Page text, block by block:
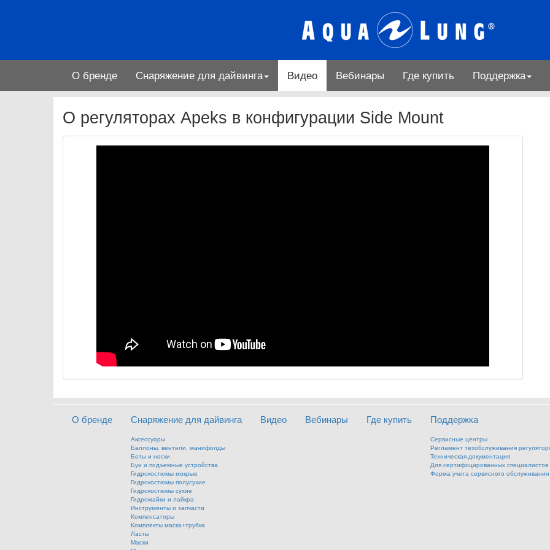
О бренде Снаряжение для дайвинга Видео Вебинары Где купить Поддержка
О регуляторах Apeks в конфигурации Side Mount
О бренде Снаряжение для дайвинга
Аксессуары
Баллоны, вентили, манифолды
Боты и носки
Буи и подъемные устройства
Гидрокостюмы мокрые
Гидрокостюмы полусухие
Гидрокостюмы сухие
Гидромайки и лайкра
Инструменты и запчасти
Компенсаторы
Комплекты маска+трубка
Ласты
Маски
Видео Вебинары Где купить Поддержка
Сервисные центры
Регламент техобслуживания
Техническая документация
Для сертифицированных специалистов
Форма учета сервисного обслуживания